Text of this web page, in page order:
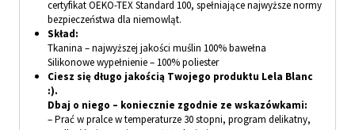
certyfikat OEKO-TEX Standard 100, spełniające najwyższe normy
bezpieczeństwa dla niemowląt.
Skład:
Tkanina – najwyższej jakości muślin 100% bawełna
Silikonowe wypełnienie – 100% poliester
Ciesz się długo jakością Twojego produktu Lela Blanc
:).
Dbaj o niego – koniecznie zgodnie ze wskazówkami:
– Prać w pralce w temperaturze 30 stopni, program delikatny,